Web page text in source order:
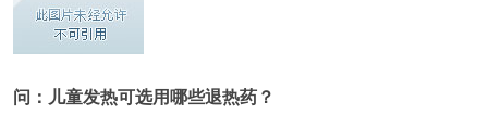
问：儿童发热可选用哪些退热药？